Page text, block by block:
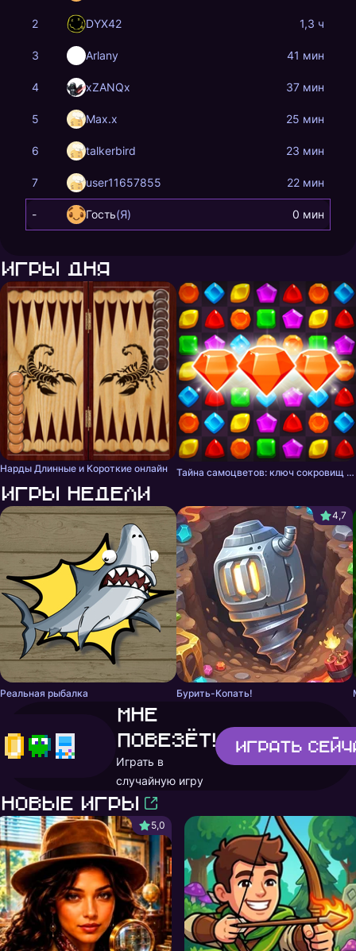
2
DYX42 1,3 ч
3 Arlany 41 мин
4 xZANQx 37 мин
5 Max.x 25 мин
6 talkerbird 23 мин
7 user11657855 22 мин
- Гость(Я) 0 мин
Игры дня
Нарды Длинные и Короткие онлайн Тайна самоцветов: ключ сокровищ - три в ряд
Игры недели
Реальная рыбалка
4,7
Бурить-Копать!
Мне
повезёт!
Играть в
случайную игру
Играть
Новые игры
5,0